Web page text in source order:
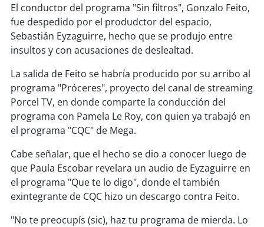
soyarica
soyiquique
soycalama
soyantofagasta
soycopiapó
soyvalparaíso
soyquillota
soysanantonio
El conductor del programa "Sin filtros", Gonzalo Feito,
fue despedido por el produdctor del espacio,
Sebastián Eyzaguirre, hecho que se produjo entre
insultos y con acusaciones de deslealtad.
La salida de Feito se habría producido por su arribo al
programa "Próceres", proyecto del canal de streaming
Porcel TV, en donde comparte la conducción del
programa con Pamela Le Roy, con quien ya trabajó en
el programa "CQC" de Mega.
Cabe señalar, que el hecho se dio a conocer luego de
que Paula Escobar revelara un audio de Eyzaguirre en
el programa "Que te lo digo", donde el también
exintegrante de CQC hizo un descargo contra Feito.
"No te preocupís (sic), haz tu programa de mierda. Lo